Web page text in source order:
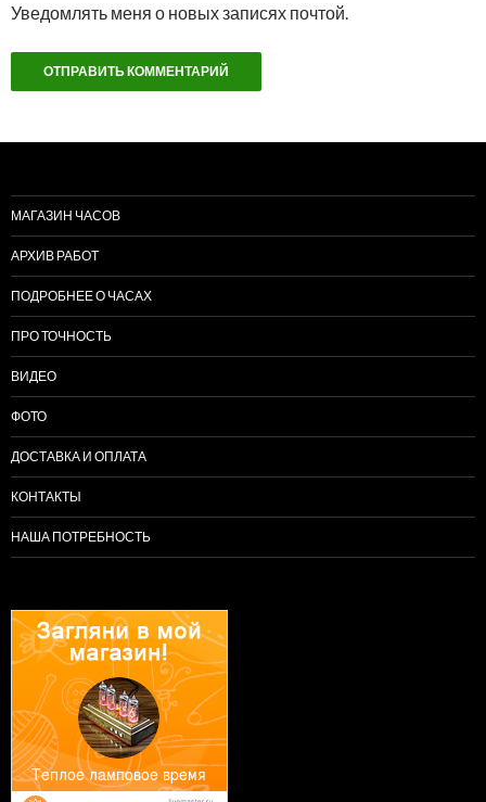
Уведомлять меня о новых записях почтой.
МАГАЗИН ЧАСОВ
АРХИВ РАБОТ
ПОДРОБНЕЕ О ЧАСАХ
ПРО ТОЧНОСТЬ
ВИДЕО
ФОТО
ДОСТАВКА И ОПЛАТА
КОНТАКТЫ
НАША ПОТРЕБНОСТЬ